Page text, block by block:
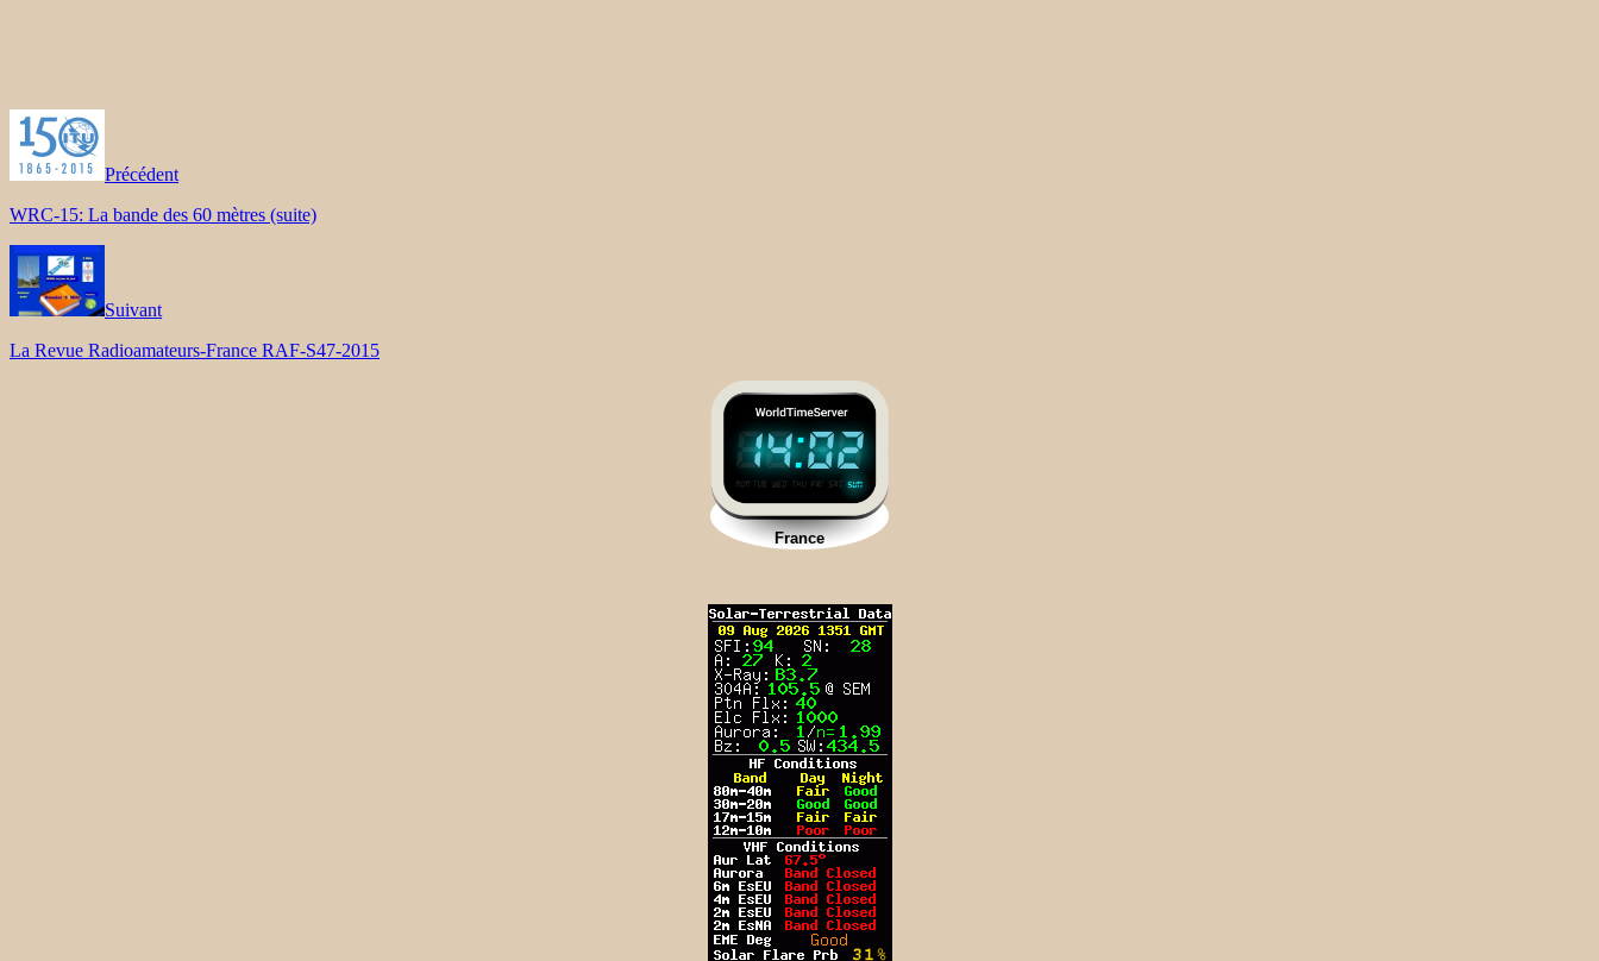
Précédent
WRC-15: La bande des 60 mètres (suite)
Suivant
La Revue Radioamateurs-France RAF-S47-2015